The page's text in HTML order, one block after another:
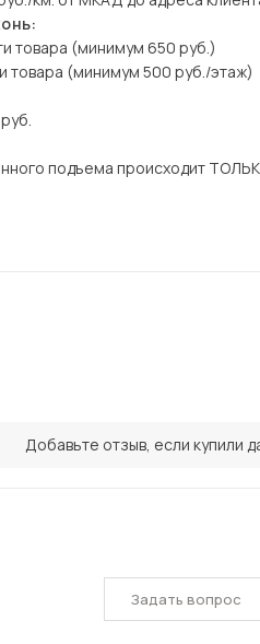
товара (минимум 650 руб.)
товара (минимум 500 руб./этаж)
подъема происходит
Добавьте отзыв, если купили
Задать вопрос